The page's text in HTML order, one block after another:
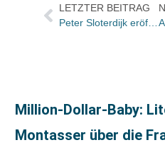
LETZTER BEITRAG
Peter Sloterdijk eröffnete die Berlin-Brandenburgischen Buchwochen
Million-Dollar-Baby:
Montasser über die